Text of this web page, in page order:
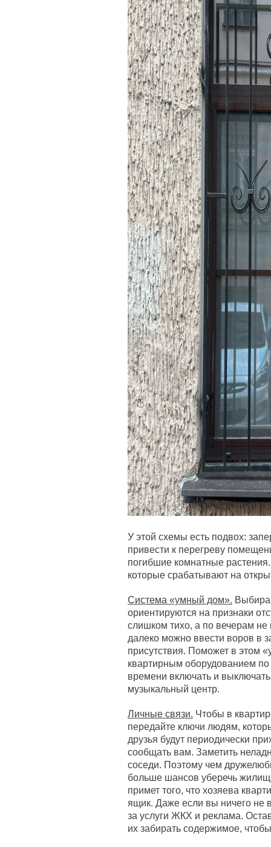
У этой схемы есть подвох:
привести к перегреву
погибшие комнатные
которые срабатывают на
Система «умный дом».
ориентируются на признаки
слишком тихо, а по вечерам не
далеко можно ввести воров в
присутствия. Поможет в этом
квартирным оборудованием
времени включать и
музыкальный центр.
Личные связи. Чтобы в
передайте ключи людям,
друзья будут периодически
сообщать вам. Заметить
соседи. Поэтому чем
больше шансов уберечь
примет того, что хозяева
ящик. Даже если вы ничего не
за услуги ЖКХ и реклама.
их забирать содержимое,